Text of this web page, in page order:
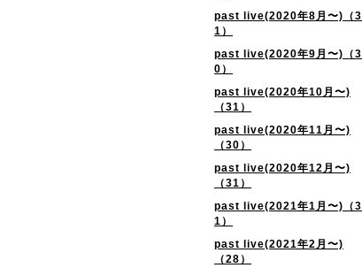
past live(2020年8月〜)（3
1）
past live(2020年9月〜)（3
0）
past live(2020年10月〜)
（31）
past live(2020年11月〜)
（30）
past live(2020年12月〜)
（31）
past live(2021年1月〜)（3
1）
past live(2021年2月〜)
（28）